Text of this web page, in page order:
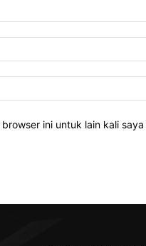
ini untuk lain kali